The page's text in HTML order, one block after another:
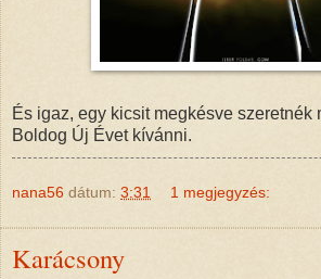
És igaz, egy kicsit megkésve szeretnék
Boldog Új Évet kívánni.
nana56 dátum: 3:31 1 megjegyzés:
Karácsony